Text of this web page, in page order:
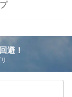
避！